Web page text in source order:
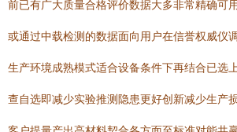
前已有广大质量合格评价数据大多非常精确可
或通过中载检测的数据面向用户在信誉权威仪
生产环境成熟模式适合设备条件下再结合已选
查自选即减少实验推测隐患更好创新减少生产